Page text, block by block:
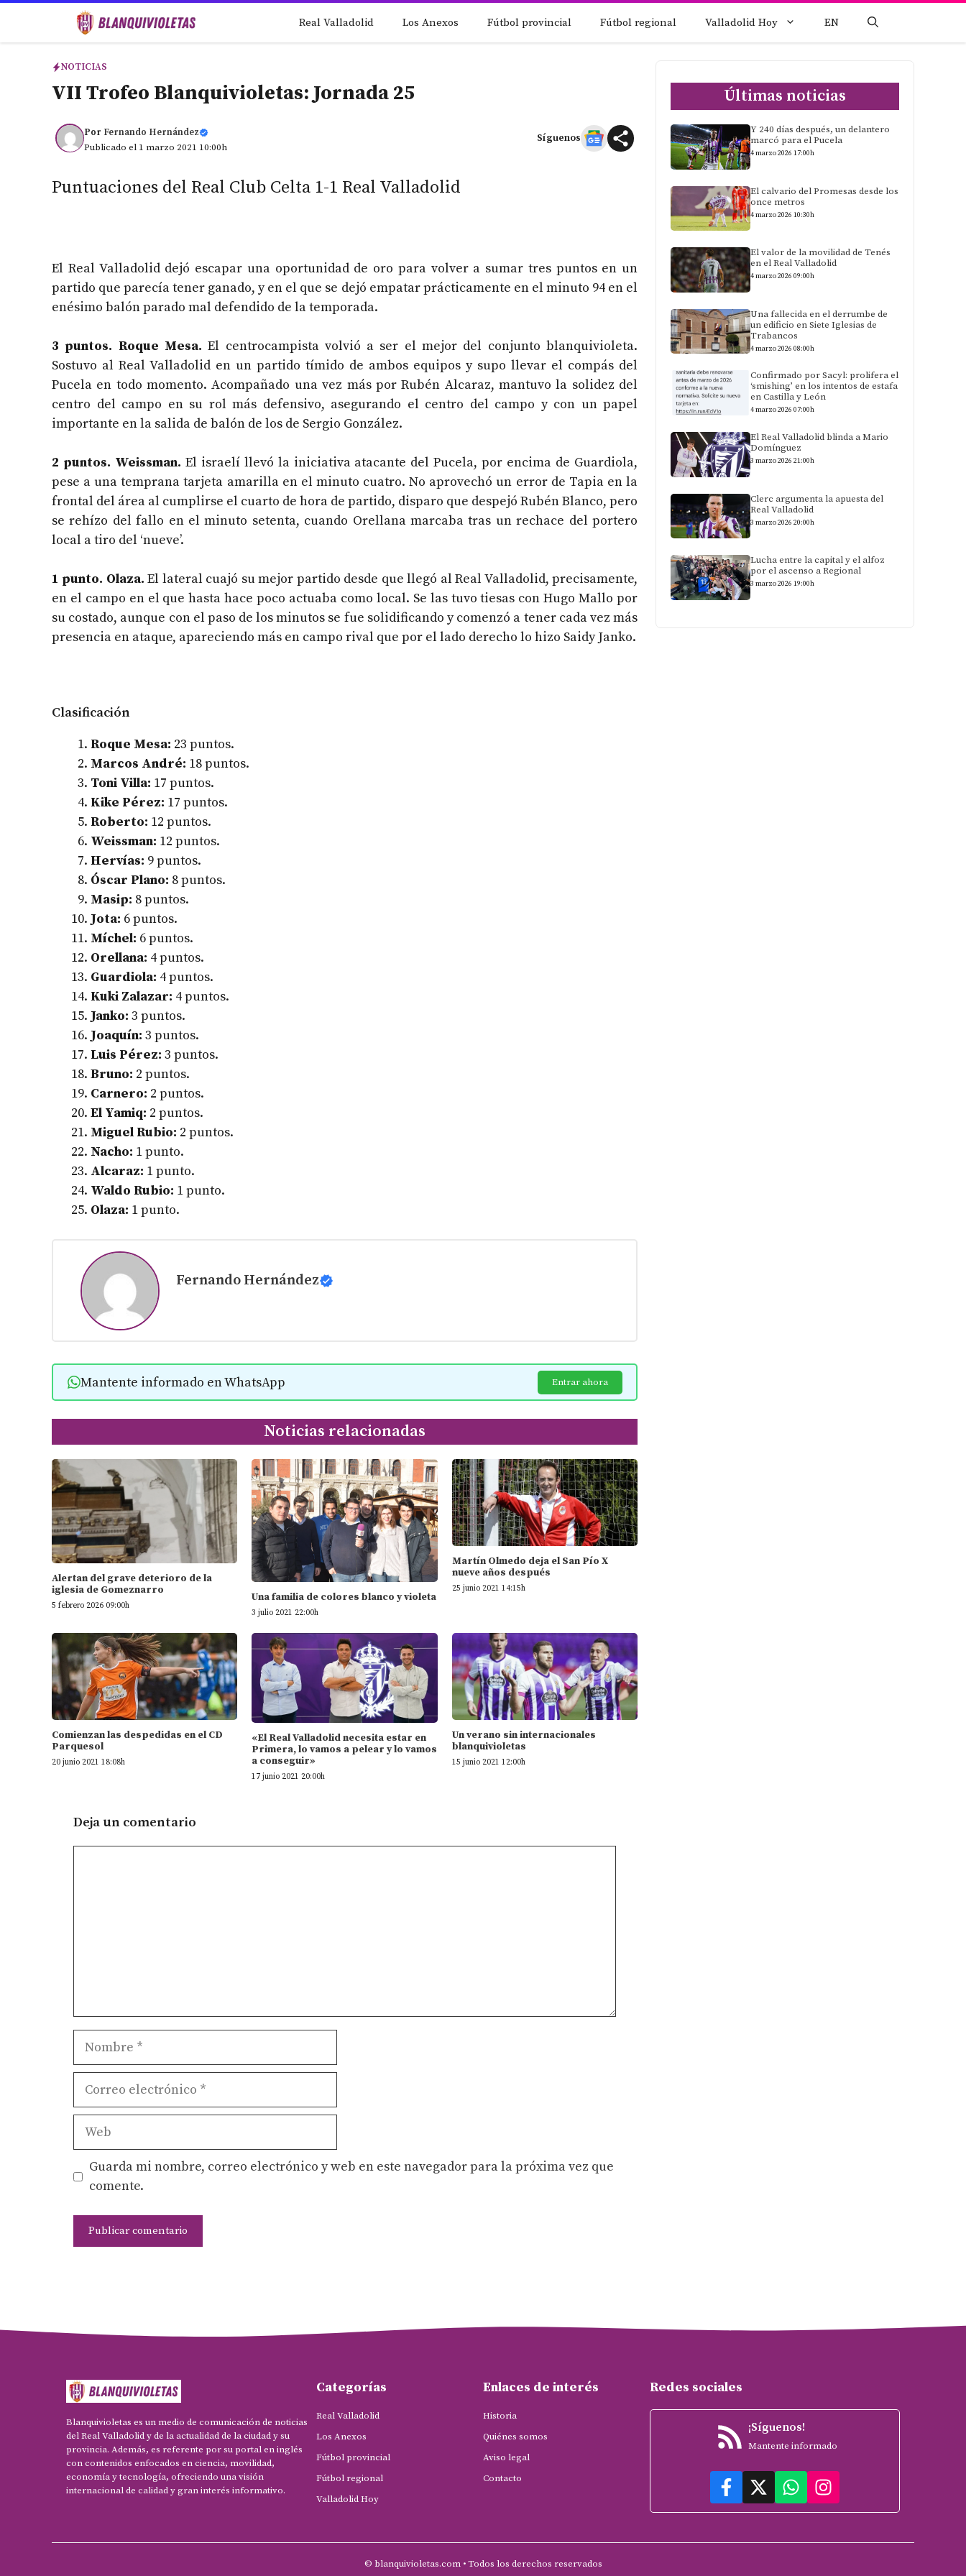
Real Valladolid Los Anexos Fútbol provincial Fútbol regional Valladolid Hoy EN
NOTICIAS
VII Trofeo Blanquivioletas: Jornada 25
Por Fernando Hernández
Publicado el 1 marzo 2021 10:00h
Síguenos
Puntuaciones del Real Club Celta 1-1 Real Valladolid
El Real Valladolid dejó escapar una oportunidad de oro para volver a sumar tres puntos en un
partido que parecía tener ganado, y en el que se dejó empatar prácticamente en el minuto 94 en el
enésimo balón parado mal defendido de la temporada.
3 puntos. Roque Mesa. El centrocampista volvió a ser el mejor del conjunto blanquivioleta.
Sostuvo al Real Valladolid en un partido tímido de ambos equipos y supo llevar el compás del
Pucela en todo momento. Acompañado una vez más por Rubén Alcaraz, mantuvo la solidez del
centro del campo en su rol más defensivo, asegurando el centro del campo y con un papel
importante en la salida de balón de los de Sergio González.
2 puntos. Weissman. El israelí llevó la iniciativa atacante del Pucela, por encima de Guardiola,
pese a una temprana tarjeta amarilla en el minuto cuatro. No aprovechó un error de Tapia en la
frontal del área al cumplirse el cuarto de hora de partido, disparo que despejó Rubén Blanco, pero
se rehízo del fallo en el minuto setenta, cuando Orellana marcaba tras un rechace del portero
local a tiro del ‘nueve’.
1 punto. Olaza. El lateral cuajó su mejor partido desde que llegó al Real Valladolid, precisamente,
en el campo en el que hasta hace poco actuaba como local. Se las tuvo tiesas con Hugo Mallo por
su costado, aunque con el paso de los minutos se fue solidificando y comenzó a tener cada vez más
presencia en ataque, apareciendo más en campo rival que por el lado derecho lo hizo Saidy Janko.
Clasificación
Roque Mesa: 23 puntos.
Marcos André: 18 puntos.
Toni Villa: 17 puntos.
Kike Pérez: 17 puntos.
Roberto: 12 puntos.
Weissman: 12 puntos.
Hervías: 9 puntos.
Óscar Plano: 8 puntos.
Masip: 8 puntos.
Jota: 6 puntos.
Míchel: 6 puntos.
Orellana: 4 puntos.
Guardiola: 4 puntos.
Kuki Zalazar: 4 puntos.
Janko: 3 puntos.
Joaquín: 3 puntos.
Luis Pérez: 3 puntos.
Bruno: 2 puntos.
Carnero: 2 puntos.
El Yamiq: 2 puntos.
Miguel Rubio: 2 puntos.
Nacho: 1 punto.
Alcaraz: 1 punto.
Waldo Rubio: 1 punto.
Olaza: 1 punto.
Fernando Hernández
Mantente informado en WhatsApp Entrar ahora
Noticias relacionadas
Alertan del grave deterioro de la
iglesia de Gomeznarro
5 febrero 2026 09:00h
Una familia de colores blanco y violeta
3 julio 2021 22:00h
Martín Olmedo deja el San Pío X
nueve años después
25 junio 2021 14:15h
Comienzan las despedidas en el CD
Parquesol
20 junio 2021 18:08h
«El Real Valladolid necesita estar en
Primera, lo vamos a pelear y lo vamos
a conseguir»
17 junio 2021 20:00h
Un verano sin internacionales
blanquivioletas
15 junio 2021 12:00h
Deja un comentario
Nombre
Correo
Web
Guarda mi nombre, correo electrónico y web en este navegador para la próxima vez que
comente.
Últimas noticias
Y 240 días después, un delantero
marcó para el Pucela
4 marzo 2026 17:00h
El calvario del Promesas desde los
once metros
4 marzo 2026 10:30h
El valor de la movilidad de Tenés
en el Real Valladolid
4 marzo 2026 09:00h
Una fallecida en el derrumbe de
un edificio en Siete Iglesias de
Trabancos
4 marzo 2026 08:00h
Confirmado por Sacyl: prolifera el
‘smishing’ en los intentos de estafa
en Castilla y León
4 marzo 2026 07:00h
El Real Valladolid blinda a Mario
Domínguez
3 marzo 2026 21:00h
Clerc argumenta la apuesta del
Real Valladolid
3 marzo 2026 20:00h
Lucha entre la capital y el alfoz
por el ascenso a Regional
3 marzo 2026 19:00h
Blanquivioletas es un medio de comunicación de noticias
del Real Valladolid y de la actualidad de la ciudad y su
provincia. Además, es referente por su portal en inglés
con contenidos enfocados en ciencia, movilidad,
economía y tecnología, ofreciendo una visión
internacional de calidad y gran interés informativo.
Categorías
Real Valladolid
Los Anexos
Fútbol provincial
Fútbol regional
Valladolid Hoy
Enlaces de interés
Historia
Quiénes somos
Aviso legal
Contacto
Redes sociales
¡Síguenos!
Mantente informado
© blanquivioletas.com • Todos los derechos reservados